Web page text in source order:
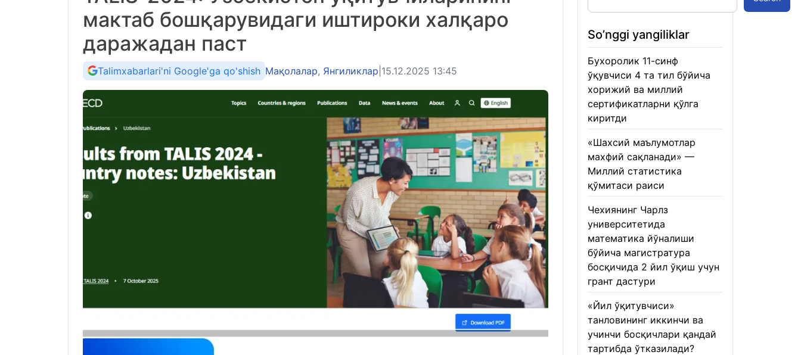
мактаб бошқарувидаги иштироки халқаро
даражадан паст
Talimxabarlari'ni Google'ga qo'shish Мақолалар, Янгиликлар 15.12.2025 13:45
So’nggi yangiliklar
Бухоролик 11-синф
ўқувчиси 4 та тил бўйича
хорижий ва миллий
сертификатларни қўлга
киритди
«Шахсий маълумотлар
махфий сақланади» —
Миллий статистика
қўмитаси раиси
Чехиянинг Чарлз
университетида
математика йўналиши
бўйича магистратура
босқичида 2 йил ўқиш учун
грант дастури
«Йил ўқитувчиси»
танловининг иккинчи ва
учинчи босқичлари қандай
тартибда ўтказилади?